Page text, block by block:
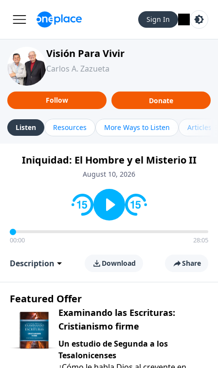
Sign In
Visión Para Vivir
Carlos A. Zazueta
Follow Donate
Listen Resources More Ways to Listen Articles
Iniquidad: El Hombre y el Misterio II
August 10, 2026
00:00 28:05
Description Download Share
Featured Offer
Examinando las Escrituras:
Cristianismo firme
Un estudio de Segunda a los
Tesalonicenses